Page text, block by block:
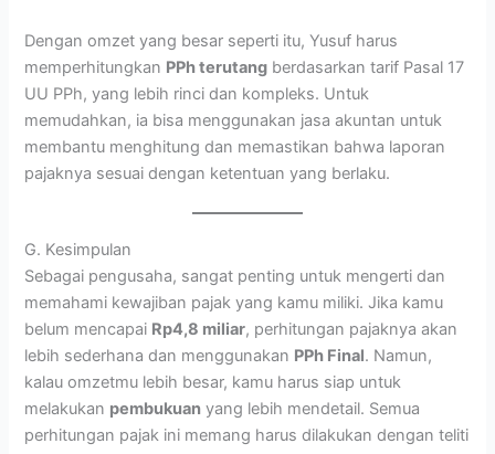
Dengan omzet yang besar seperti itu, Yusuf harus
memperhitungkan PPh terutang berdasarkan tarif Pasal 17
UU PPh, yang lebih rinci dan kompleks. Untuk
memudahkan, ia bisa menggunakan jasa akuntan untuk
membantu menghitung dan memastikan bahwa laporan
pajaknya sesuai dengan ketentuan yang berlaku.
G. Kesimpulan
Sebagai pengusaha, sangat penting untuk mengerti dan
memahami kewajiban pajak yang kamu miliki. Jika kamu
belum mencapai Rp4,8 miliar, perhitungan pajaknya akan
lebih sederhana dan menggunakan PPh Final. Namun,
kalau omzetmu lebih besar, kamu harus siap untuk
melakukan pembukuan yang lebih mendetail. Semua
perhitungan pajak ini memang harus dilakukan dengan teliti